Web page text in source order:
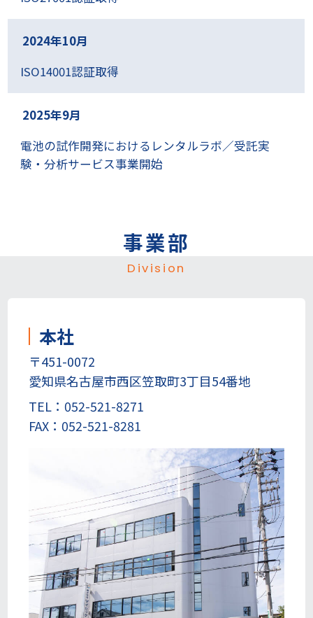
2024年10月
ISO14001認証取得
2025年9月
電池の試作開発におけるレンタルラボ／受託実
験・分析サービス事業開始
事業部
Division
本社
〒451-0072
愛知県名古屋市西区笠取町3丁目54番地
TEL：052-521-8271
FAX：052-521-8281